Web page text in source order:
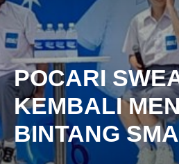
POCARI
KEMBALI
BINTANG